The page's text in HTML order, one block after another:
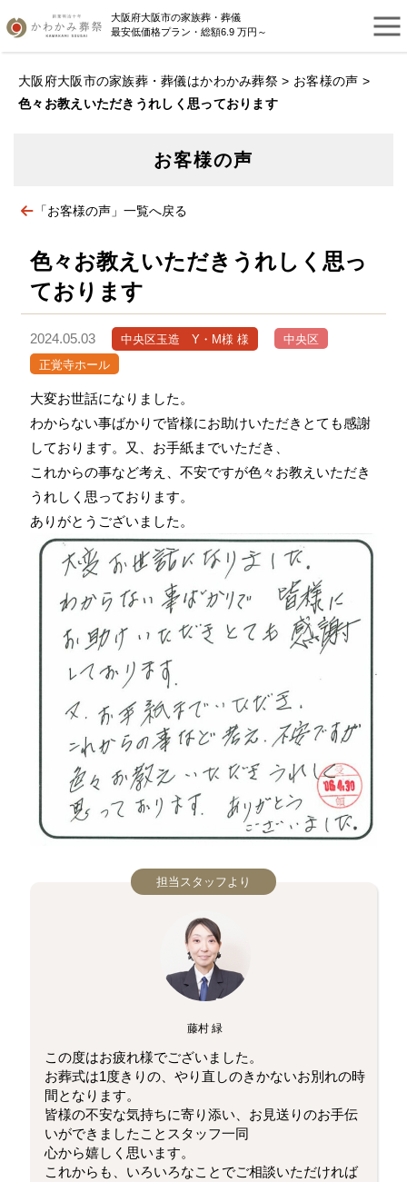
大阪府大阪市の家族葬・葬儀
最安低価格プラン・総額6.9 万円～
大阪府大阪市の家族葬・葬儀はかわかみ葬祭 > お客様の声 >
色々お教えいただきうれしく思っております
お客様の声
「お客様の声」一覧へ戻る
色々お教えいただきうれしく思っ
ております
2024.05.03 中央区玉造 Y・M様 様
中央区
正覚寺ホール
大変お世話になりました。
わからない事ばかりで皆様にお助けいただきとても感謝
しております。又、お手紙までいただき、
これからの事など考え、不安ですが色々お教えいただき
うれしく思っております。
ありがとうございました。
担当スタッフより
藤村 緑
この度はお疲れ様でございました。
お葬式は1度きりの、やり直しのきかないお別れの時
間となります。
皆様の不安な気持ちに寄り添い、お見送りのお手伝
いができましたことスタッフ一同
心から嬉しく思います。
これからも、いろいろなことでご相談いただければ